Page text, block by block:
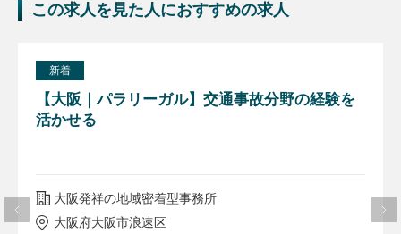
この求人を見た人におすすめの求人
新着
【大阪｜パラリーガル】交通事故分野の経験を
活かせる
大阪発祥の地域密着型事務所
大阪府大阪市浪速区